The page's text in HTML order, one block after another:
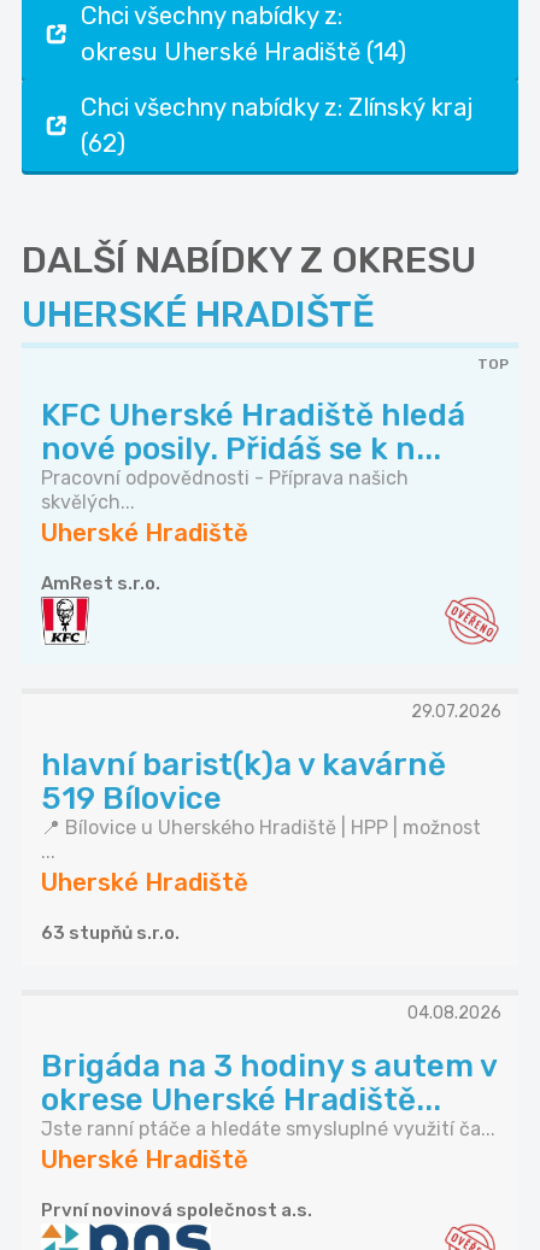
Chci všechny nabídky z:
okresu Uherské Hradiště (14)
Chci všechny nabídky z: Zlínský kraj
(62)
DALŠÍ NABÍDKY Z OKRESU
UHERSKÉ HRADIŠTĚ
TOP
KFC Uherské Hradiště hledá
nové posily. Přidáš se k n...
Pracovní odpovědnosti - Příprava našich
skvělých...
Uherské Hradiště
AmRest s.r.o.
29.07.2026
hlavní barist(k)a v kavárně
519 Bílovice
📍 Bílovice u Uherského Hradiště | HPP | možnost
...
Uherské Hradiště
63 stupňů s.r.o.
04.08.2026
Brigáda na 3 hodiny s autem v
okrese Uherské Hradiště...
Jste ranní ptáče a hledáte smysluplné využití ča...
Uherské Hradiště
První novinová společnost a.s.